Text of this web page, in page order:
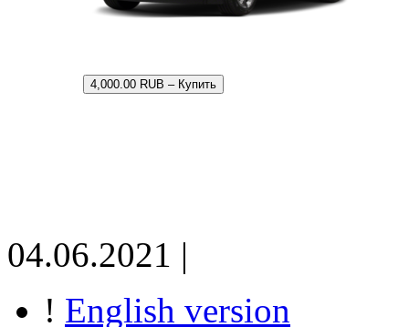
4,000.00 RUB – Купить
04.06.2021 |
! English version